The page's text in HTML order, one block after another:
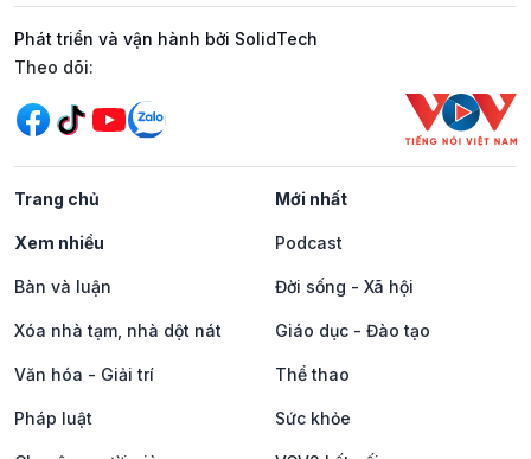
Phát triển và vận hành bởi SolidTech
Mạng xã hội
Theo dõi:
Trang chủ Mới nhất
Xem nhiều Podcast
Bàn và luận Đời sống - Xã hội
Xóa nhà tạm, nhà dột nát Giáo dục - Đào tạo
Văn hóa - Giải trí Thể thao
Pháp luật Sức khỏe